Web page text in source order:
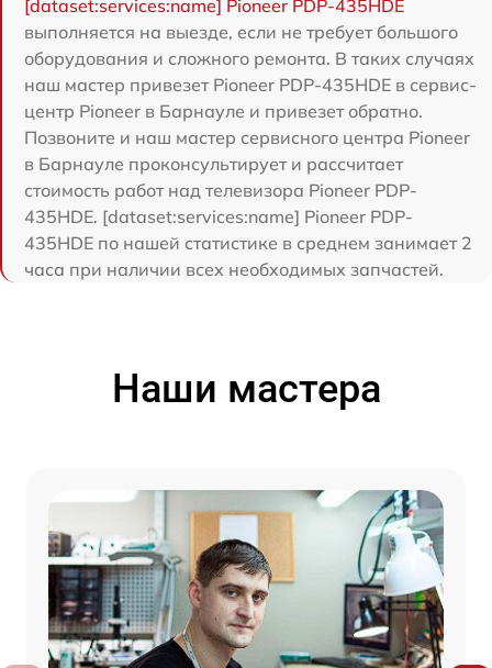
[dataset:services:name] Pioneer PDP-435HDE
выполняется на выезде, если не требует большого
оборудования и сложного ремонта. В таких случаях
наш мастер привезет Pioneer PDP-435HDE в сервис-
центр Pioneer в Барнауле и привезет обратно.
Позвоните и наш мастер сервисного центра Pioneer
в Барнауле проконсультирует и рассчитает
стоимость работ над телевизора Pioneer PDP-
435HDE. [dataset:services:name] Pioneer PDP-
435HDE по нашей статистике в среднем занимает 2
часа при наличии всех необходимых запчастей.
Наши мастера